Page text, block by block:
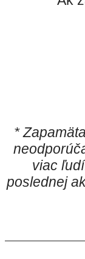
*
viac
poslednej